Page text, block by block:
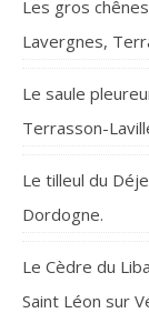
Les gros
Lavergnes,
Le saule
Terrasson-
Le tilleul du
Dordogne.
Le Cèdre du
Saint Léon sur